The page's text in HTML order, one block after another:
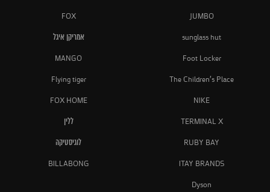
JUMBO
FOX
sunglass hut אמריקן איגל
Foot Locker
MANGO
The Children's Place
Flying tiger
NIKE
FOX HOME
TERMINAL X ללין
RUBY BAY לוגיסטיקה
ITAY BRANDS
BILLABONG
Dyson